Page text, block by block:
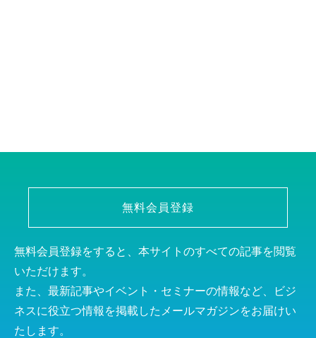
無料会員登録
無料会員登録をすると、本サイトのすべての記事を閲覧
いただけます。
また、最新記事やイベント・セミナーの情報など、ビジ
ネスに役立つ情報を掲載したメールマガジンをお届けい
たします。